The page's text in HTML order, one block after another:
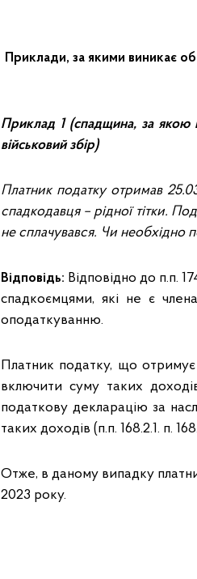
Приклади, за якими виникає
Приклад 1 (спадщина, за якою
військовий збір)
Платник податку отримав
спадкодавця – рідної тітки.
не сплачувався. Чи необхідно
Відповідь: Відповідно до п.п.
спадкоємцями, які не є
оподаткуванню.
Платник податку, що
включити суму таких
податкову декларацію за
таких доходів (п.п. 168.2.1. п.
Отже, в даному випадку
2023 року.